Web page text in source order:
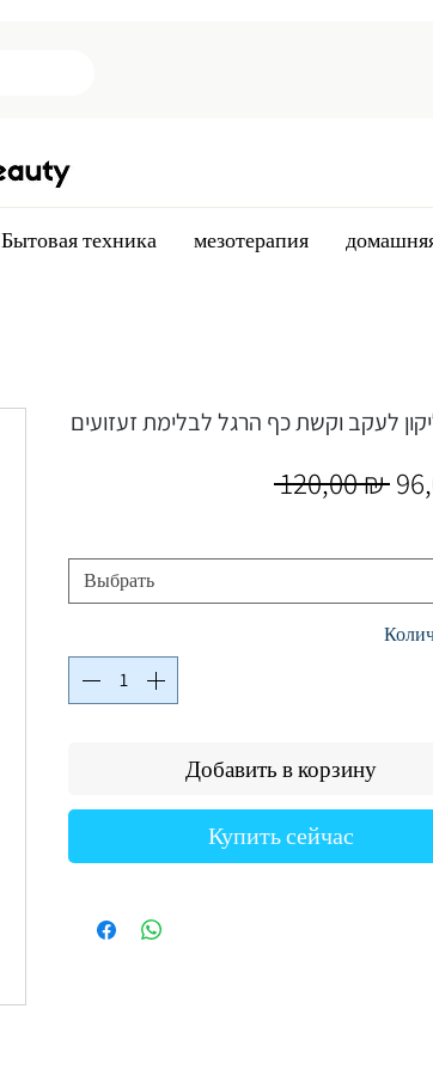
мезотерапия
Бытовая техника
לעקב וקשת כף הרגל לבלימת זעזועים
120,00 ₪
Выбрать
Добавить в корзину
Купить сейчас